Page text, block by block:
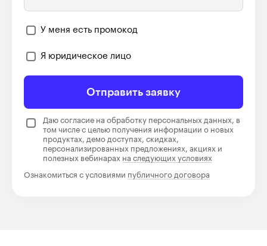
У меня есть промокод
Я юридическое лицо
Отправить заявку
Даю согласие на обработку персональных данных, в
том числе с целью получения информации о новых
продуктах, демо доступах, скидках,
персонализированных предложениях, акциях и
полезных вебинарах на следующих условиях
Ознакомиться с условиями публичного договора